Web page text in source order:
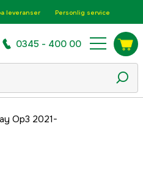
leveranser Personlig service
0345 - 400 00
Op3 2021-